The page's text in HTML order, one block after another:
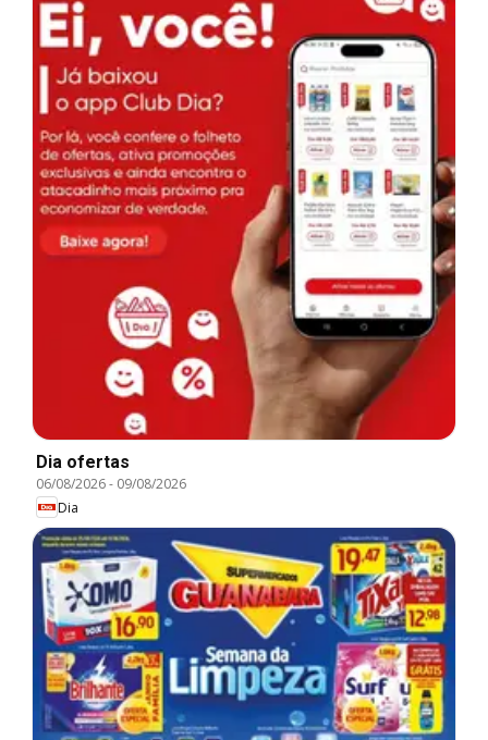
Dia ofertas
06/08/2026- 09/08/2026
Dia